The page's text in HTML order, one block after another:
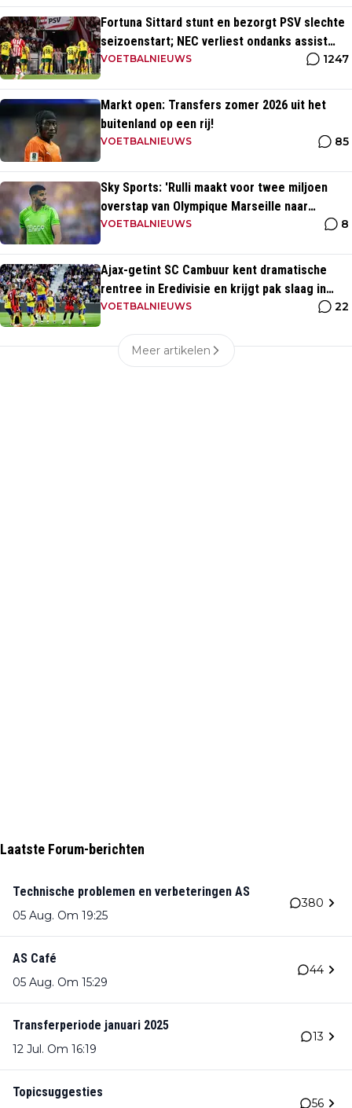
Fortuna Sittard stunt en bezorgt PSV slechte
seizoenstart; NEC verliest ondanks assist
Tadic
VOETBALNIEUWS 1247
Markt open: Transfers zomer 2026 uit het
buitenland op een rij!
VOETBALNIEUWS 85
Sky Sports: 'Rulli maakt voor twee miljoen
overstap van Olympique Marseille naar
Manchester City'
VOETBALNIEUWS 8
Ajax-getint SC Cambuur kent dramatische
rentree in Eredivisie en krijgt pak slaag in
eigen huis
VOETBALNIEUWS 22
Meer artikelen
Laatste Forum-berichten
Technische problemen en verbeteringen AS
05 Aug. Om 19:25
380
AS Café
05 Aug. Om 15:29
44
Transferperiode januari 2025
12 Jul. Om 16:19
13
Topicsuggesties
56